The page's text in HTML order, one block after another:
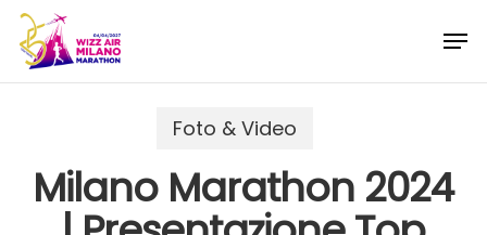
Skip
main
Foto & Video
Milano Marathon 2024